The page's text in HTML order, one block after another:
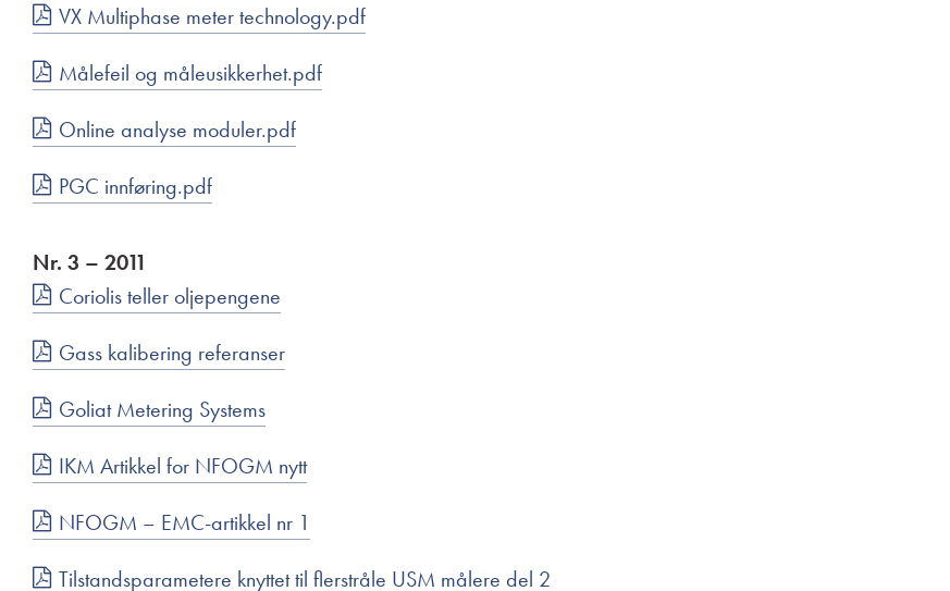
VX Multiphase meter technology.pdf
Målefeil og måleusikkerhet.pdf
Online analyse moduler.pdf
PGC innføring.pdf
Nr. 3 – 2011
Coriolis teller oljepengene
Gass kalibering referanser
Goliat Metering Systems
IKM Artikkel for NFOGM nytt
NFOGM – EMC-artikkel nr 1
Tilstandsparametere knyttet til flerstråle USM målere del 2